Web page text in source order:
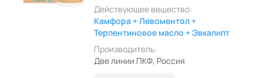
Действующее вещество:
Камфора + Левоментол +
Терпентиновое масло + Эвкалипт
Производитель:
Две линии ПКФ, Россия